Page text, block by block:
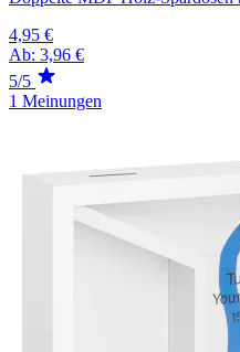
4,95 €
Ab: 3,96 €
5/5
1 Meinungen